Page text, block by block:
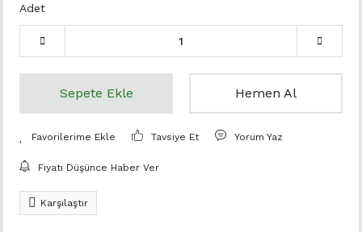
Adet
Sepete Ekle Hemen Al
Tavsiye Et Yorum Yaz
Fiyatı Düşünce Haber Ver
Karşılaştır